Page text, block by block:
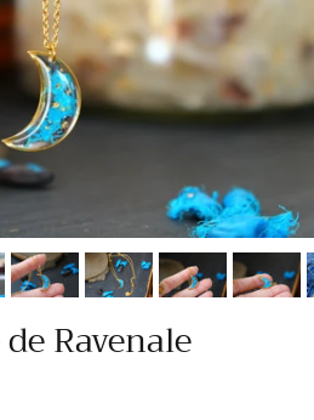
Ravenale